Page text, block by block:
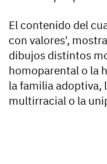
El contenido del
con valores',
dibujos distintos
homoparental o la
la familia adoptiva,
multirracial o la